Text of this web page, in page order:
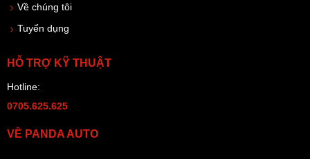
Về chúng tôi
Tuyển dụng
HỖ TRỢ KỸ THUẬT
Hotline:
0705.625.625
VỀ PANDA AUTO